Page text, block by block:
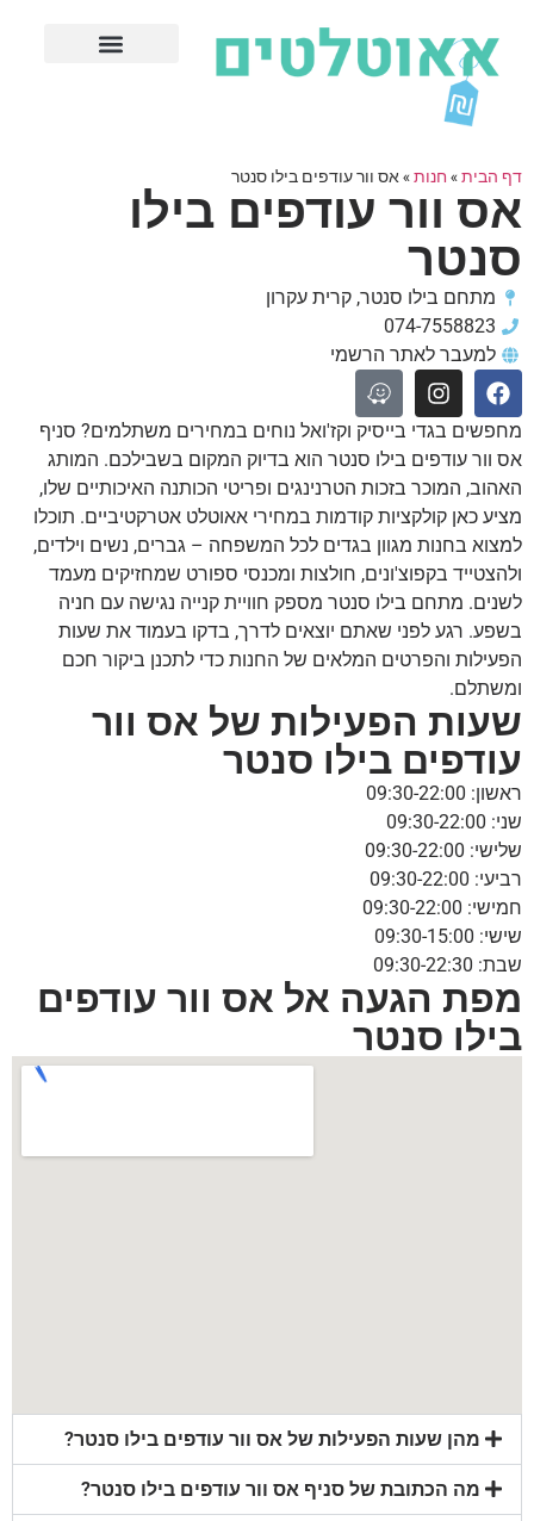
דף הבית» חנות»אס וור עודפים בילו סנטר
אס וור עודפים בילו
סנטר
מתחם בילו סנטר, קרית עקרון
074-7558823
למעבר לאתר הרשמי
מחפשים בגדי בייסיק וקז'ואל נוחים במחירים משתלמים? סניף
אס וור עודפים בילו סנטר הוא בדיוק המקום בשבילכם. המותג
האהוב, המוכר בזכות הטרנינגים ופריטי הכותנה האיכותיים שלו,
מציע כאן קולקציות קודמות במחירי אאוטלט אטרקטיביים. תוכלו
למצוא בחנות מגוון בגדים לכל המשפחה – גברים, נשים וילדים,
ולהצטייד בקפוצ'ונים, חולצות ומכנסי ספורט שמחזיקים מעמד
לשנים. מתחם בילו סנטר מספק חוויית קנייה נגישה עם חניה
בשפע. רגע לפני שאתם יוצאים לדרך, בדקו בעמוד את שעות
הפעילות והפרטים המלאים של החנות כדי לתכנן ביקור חכם
ומשתלם.
שעות הפעילות של אס וור
עודפים בילו סנטר
ראשון: 09:30-22:00
שני: 09:30-22:00
שלישי: 09:30-22:00
רביעי: 09:30-22:00
חמישי: 09:30-22:00
שישי: 09:30-15:00
שבת: 09:30-22:30
מפת הגעה אל אס וור עודפים
בילו סנטר
מהן שעות הפעילות של אס וור עודפים בילו סנטר?
מה הכתובת של סניף אס וור עודפים בילו סנטר?